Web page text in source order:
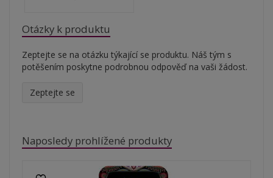
Otázky k produktu
Zeptejte se na otázku týkající se produktu. Náš tým s
potěšením poskytne podrobnou odpověď na vaši žádost.
Zeptejte se
Naposledy prohlížené produkty